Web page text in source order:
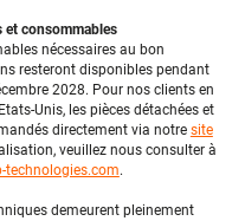
et consommables
nécessaires au bon
resteront disponibles pendant
2028. Pour nos clients en
Unis, les pièces détachées et
directement via notre site
veuillez nous consulter à
technologies.com.
demeurent pleinement